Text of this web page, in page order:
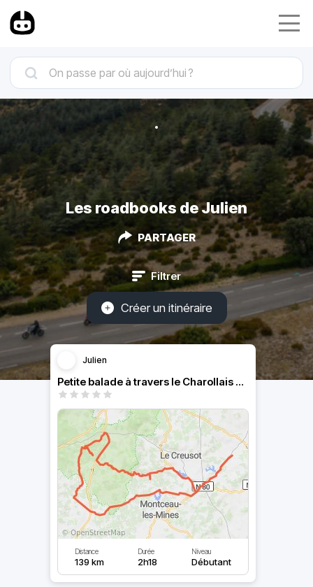
Les roadbooks de Julien
PARTAGER
Filtrer
Créer un itinéraire
Julien
Petite balade à travers le Charollais et le morvan
Distance
139 km
Durée
2h18
Niveau
Débutant